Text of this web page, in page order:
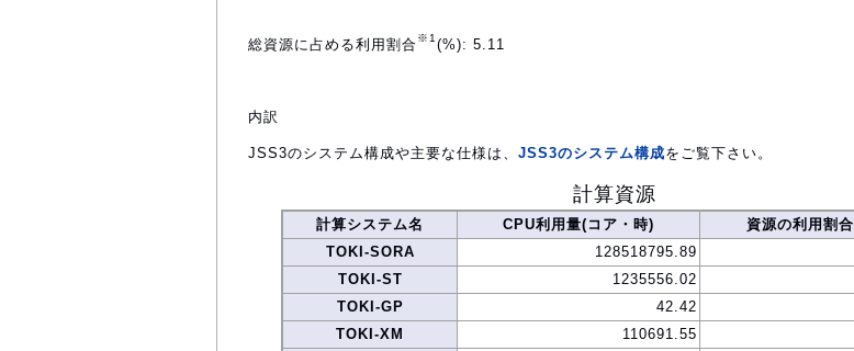
総資源に占める利用割合※1 (%): 5.11
内訳
JSS3のシステム構成や主要な仕様は、 JSS3のシステム構成をご覧下さい。
計算資源
計算システム名 CPU利用量(コア・時) 資源の利用割合
TOKI-SORA
128518795.89
TOKI-ST
1235556.02
TOKI-GP
42.42
TOKI-XM
110691.55